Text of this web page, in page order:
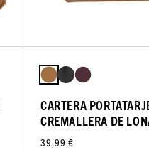
CARTERA
CREMALLERA DE
39,99 €